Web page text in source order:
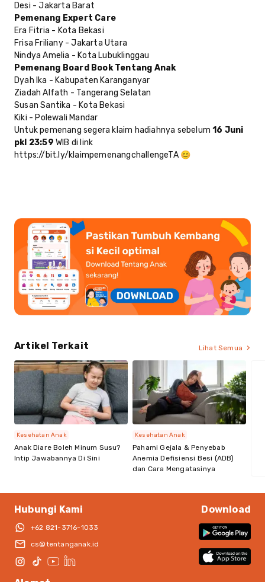
Desi - Jakarta Barat
Pemenang Expert Care
Era Fitria - Kota Bekasi
Frisa Friliany - Jakarta Utara
Nindya Amelia - Kota Lubuklinggau
Pemenang Board Book Tentang Anak
Dyah Ika - Kabupaten Karanganyar
Ziadah Alfath - Tangerang Selatan
Susan Santika - Kota Bekasi
Kiki - Polewali Mandar
Untuk pemenang segera klaim hadiahnya sebelum16 Juni
pkl 23:59 WIB di link
https://bit.ly/klaimpemenangchallengeTA😊
Artikel Terkait Lihat Semua
Anak Diare Boleh Minum Susu?
Intip Jawabannya Di Sini
Kesehatan Anak
Pahami Gejala & Penyebab
Anemia Defisiensi Besi (ADB)
dan Cara Mengatasinya
Kesehatan Anak
Hubungi Kami
+62 821-3716-1033
cs@tentanganak.id
Download